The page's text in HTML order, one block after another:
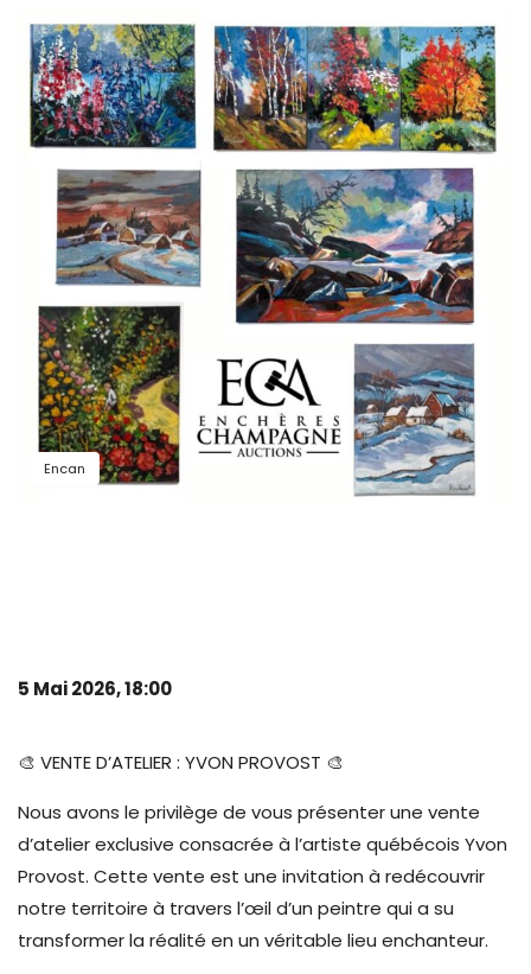
Encan
5 Mai 2026, 18:00
🎨 VENTE D’ATELIER : YVON PROVOST 🎨
Nous avons le privilège de vous présenter une vente
d’atelier exclusive consacrée à l’artiste québécois Yvon
Provost. Cette vente est une invitation à redécouvrir
notre territoire à travers l’œil d’un peintre qui a su
transformer la réalité en un véritable lieu enchanteur.